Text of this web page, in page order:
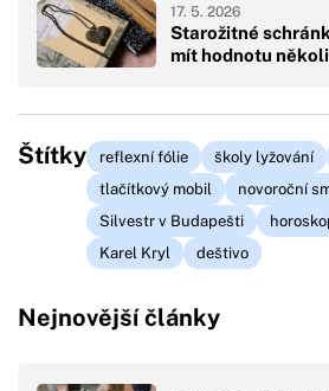
Starožitné
mít hodnotu
17. 5. 2026
Štítky reflexní fólie školy lyžování
tlačítkový mobil
novoroční
Silvestr v Budapešti
Karel Kryl
deštivo
Nejnovější články